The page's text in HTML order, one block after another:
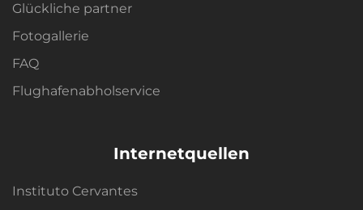
Glückliche partner
Fotogallerie
FAQ
Flughafenabholservice
Internetquellen
Instituto Cervantes